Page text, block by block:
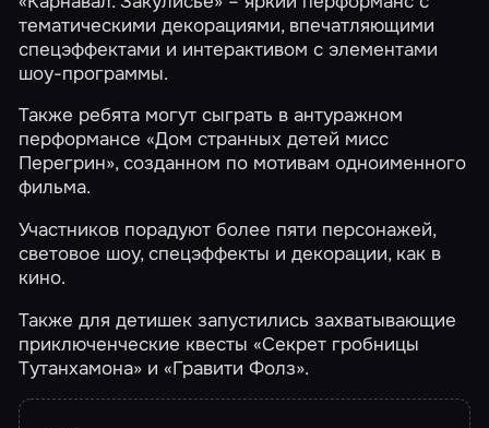
тематическими декорациями, впечатляющими
спецэффектами и интерактивом с элементами
шоу-программы.
Также ребята могут сыграть в антуражном
перформансе«Дом странных детей мисс
Перегрин», созданном по мотивам одноименного
фильма.
Участников порадуют более пяти персонажей,
световое шоу, спецэффекты и декорации, как в
кино.
Также для детишек запустились захватывающие
приключенческие квесты«Секрет гробницы
Тутанхамона» и«Гравити Фолз».